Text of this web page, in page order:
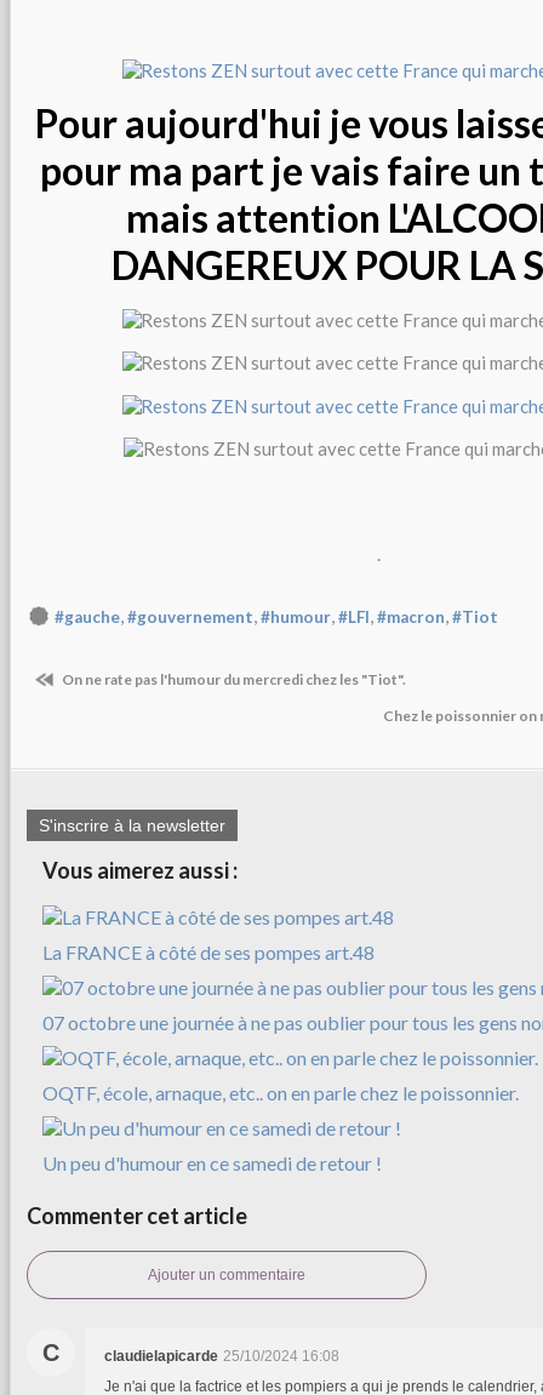
Pour aujourd'hui je vous
pour ma part je vais faire un
mais attention
DANGEREUX POUR LA
.
#gauche,#gouvernement,#humour,#LFI,#macron,#Tiot
On ne rate pas l'humour du mercredi chez les "Tiot".
Chez le poissonnier on
S'inscrire à la newsletter
Vous aimerez aussi :
La FRANCE à côté de ses pompes art.48
07 octobre une journée à ne pas oublier pour tous les gens
OQTF, école, arnaque, etc.. on en parle chez le poissonnier.
Un peu d'humour en ce samedi de retour !
Commenter cet article
Ajouter un commentaire
C claudielapicarde 25/10/2024 16:08
Je n'ai que la factrice et les pompiers a qui je prends le calendrier,